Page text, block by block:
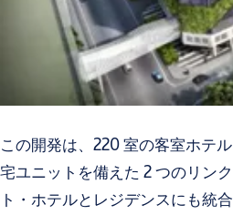
この開発は、220 室の客室ホテ
宅ユニットを備えた 2 つのリン
ト・ホテルとレジデンスにも統